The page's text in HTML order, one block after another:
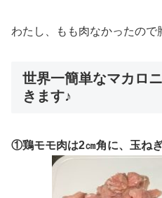
わたし、もも肉なかったので
世界一簡単なマカロ
きます♪
①鶏モモ肉は2㎝角に、玉ね